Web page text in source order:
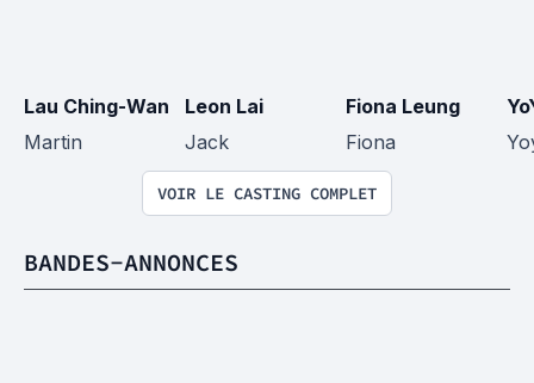
Lau Ching-Wan
Martin
Leon Lai
Jack
Fiona Leung
Fiona
VOIR LE CASTING COMPLET
BANDES-ANNONCES